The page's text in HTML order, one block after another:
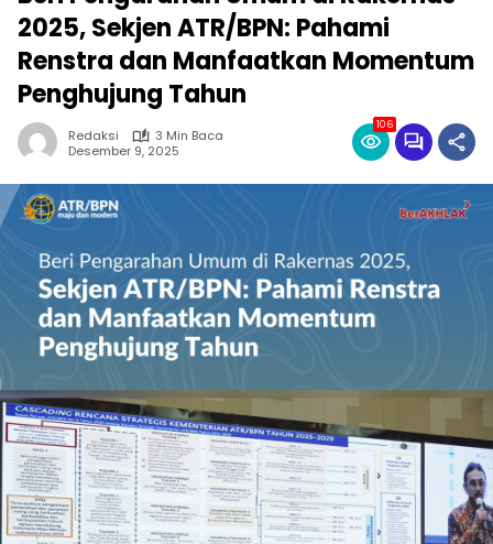
2025, Sekjen ATR/BPN: Pahami
Renstra dan Manfaatkan Momentum
Penghujung Tahun
Redaksi
3 Min Baca
Desember 9, 2025
106